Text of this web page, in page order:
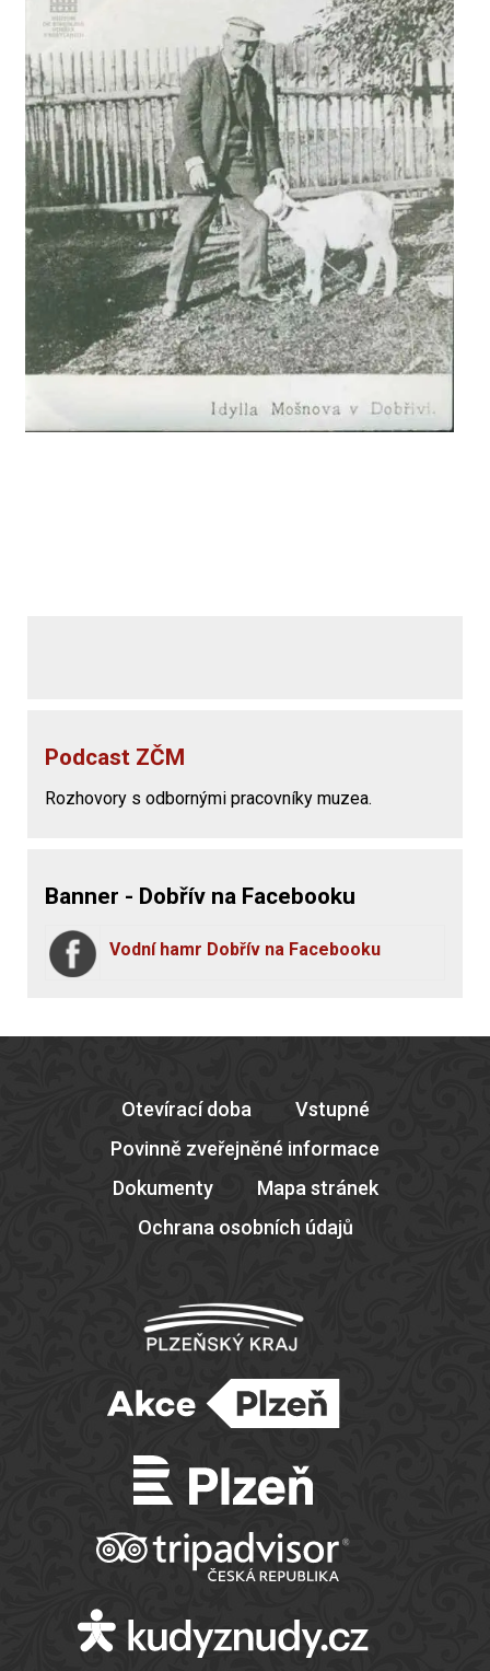
Podcast ZČM
Rozhovory s odbornými pracovníky muzea.
Banner - Dobřív na Facebooku
Vodní hamr Dobřív na Facebooku
Otevírací doba
Vstupné
Povinně zveřejněné informace
Dokumenty
Mapa stránek
Ochrana osobních údajů